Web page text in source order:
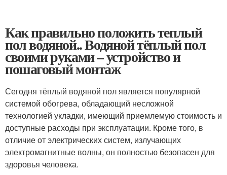
Как правильно положить теплый
пол водяной.. Водяной тёплый пол
своими руками – устройство и
пошаговый монтаж
Сегодня тёплый водяной пол является популярной
системой обогрева, обладающий несложной
технологией укладки, имеющий приемлемую стоимость и
доступные расходы при эксплуатации. Кроме того, в
отличие от электрических систем, излучающих
электромагнитные волны, он полностью безопасен для
здоровья человека.